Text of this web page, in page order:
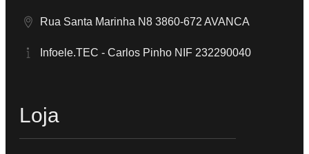
Rua Santa Marinha N8 3860-672 AVANCA
Infoele.TEC - Carlos Pinho NIF 232290040
Loja